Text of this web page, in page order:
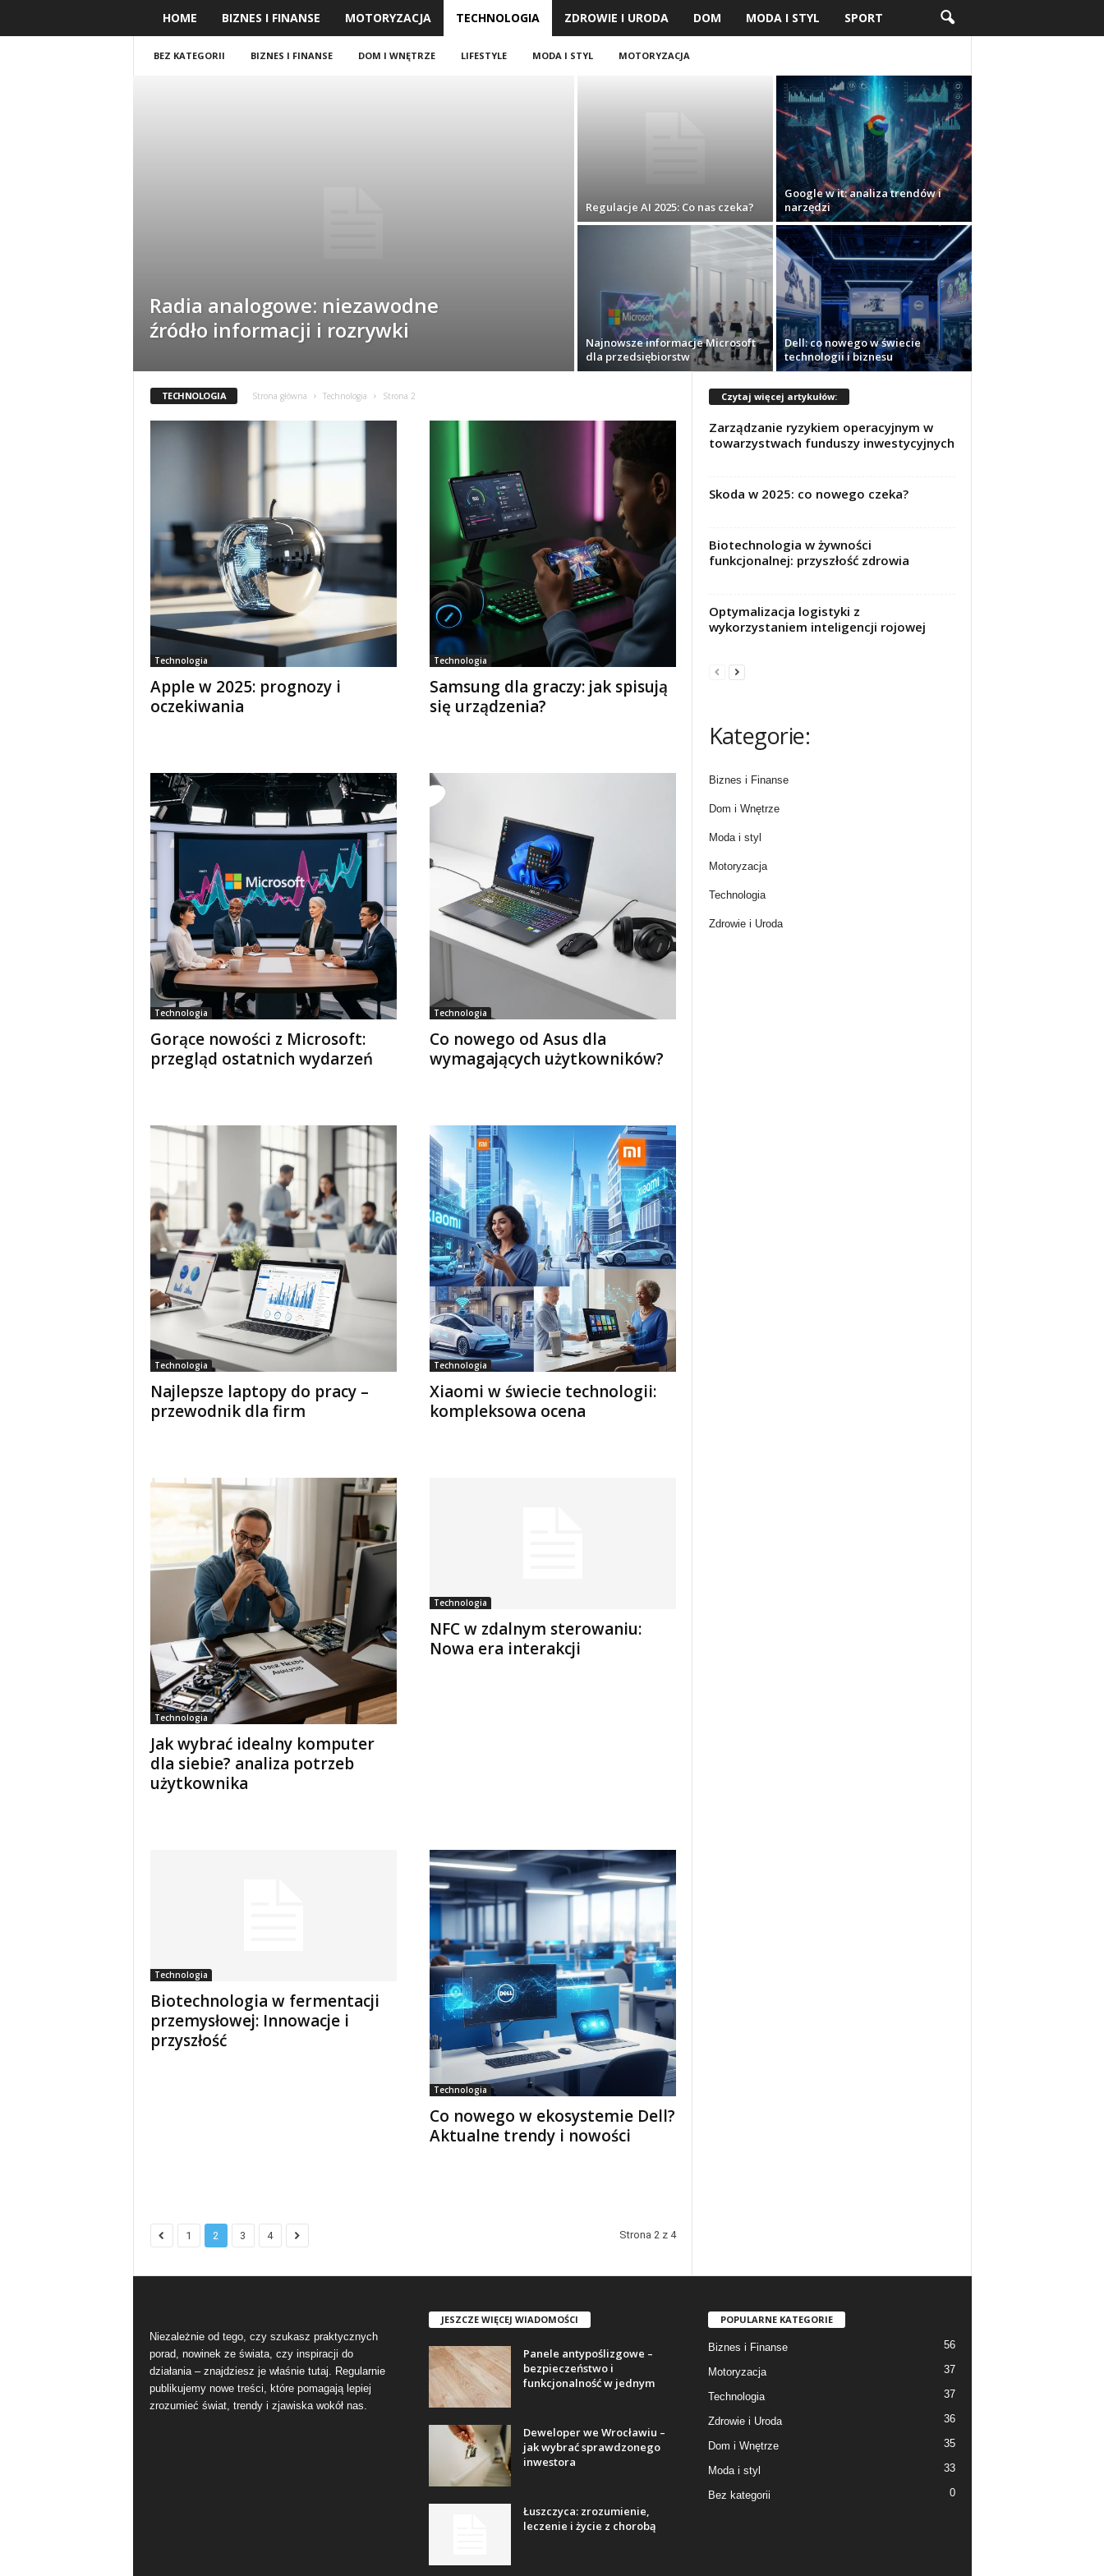
HOME BIZNES I FINANSE MOTORYZACJA TECHNOLOGIA ZDROWIE I URODA DOM MODA I STYL SPORT
BEZ KATEGORII BIZNES I FINANSE DOM I WNĘTRZE LIFESTYLE MODA I STYL MOTORYZACJA
Radia analogowe: niezawodne
źródło informacji i rozrywki
Regulacje AI 2025: Co nas czeka?
Google w it: analiza trendów i
narzędzi
Najnowsze informacje Microsoft
dla przedsiębiorstw
Dell: co nowego w świecie
technologii i biznesu
TECHNOLOGIA Strona główna Technologia Strona 2
Technologia
Apple w 2025: prognozy i
oczekiwania
Technologia
Samsung dla graczy: jak spisują
się urządzenia?
Technologia
Gorące nowości z Microsoft:
przegląd ostatnich wydarzeń
Technologia
Co nowego od Asus dla
wymagających użytkowników?
Technologia
Najlepsze laptopy do pracy –
przewodnik dla firm
Technologia
Xiaomi w świecie technologii:
kompleksowa ocena
Technologia
Jak wybrać idealny komputer
dla siebie? analiza potrzeb
użytkownika
Technologia
NFC w zdalnym sterowaniu:
Nowa era interakcji
Technologia
Biotechnologia w fermentacji
przemysłowej: Innowacje i
przyszłość
Technologia
Co nowego w ekosystemie Dell?
Aktualne trendy i nowości
1 2 3 4 Strona 2 z 4
Czytaj więcej artykułów:
Zarządzanie ryzykiem operacyjnym w
towarzystwach funduszy inwestycyjnych
Skoda w 2025: co nowego czeka?
Biotechnologia w żywności
funkcjonalnej: przyszłość zdrowia
Optymalizacja logistyki z
wykorzystaniem inteligencji rojowej
Kategorie:
Biznes i Finanse
Dom i Wnętrze
Moda i styl
Motoryzacja
Technologia
Zdrowie i Uroda
Niezależnie od tego, czy szukasz praktycznych
porad, nowinek ze świata, czy inspiracji do
działania – znajdziesz je właśnie tutaj. Regularnie
publikujemy nowe treści, które pomagają lepiej
zrozumieć świat, trendy i zjawiska wokół nas.
JESZCZE WIĘCEJ WIADOMOŚCI
Panele antypoślizgowe –
bezpieczeństwo i
funkcjonalność w jednym
Deweloper we Wrocławiu –
jak wybrać sprawdzonego
inwestora
Łuszczyca: zrozumienie,
leczenie i życie z chorobą
POPULARNE KATEGORIE
Biznes i Finanse 56
Motoryzacja 37
Technologia 37
Zdrowie i Uroda 36
Dom i Wnętrze 35
Moda i styl 33
Bez kategorii 0